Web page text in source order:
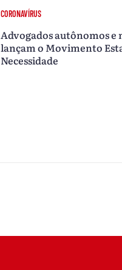
CORONAVÍRUS
Advogados autônomos
lançam o Movimento
Necessidade